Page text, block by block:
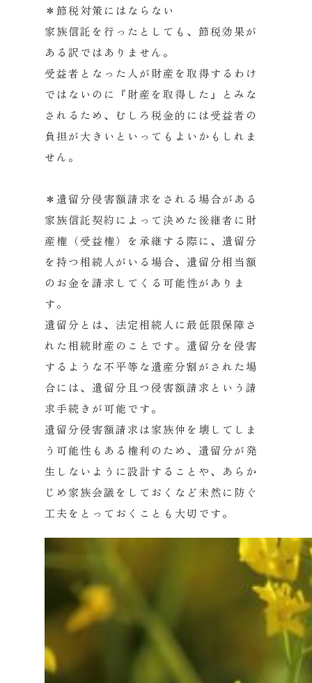
＊節税対策にはならない
家族信託を行ったとしても、節税効果が
ある訳ではありません。
受益者となった人が財産を取得するわけ
ではないのに『財産を取得した』とみな
されるため、むしろ税金的には受益者の
負担が大きいといってもよいかもしれま
せん。
＊遺留分侵害額請求をされる場合がある
家族信託契約によって決めた後継者に財
産権（受益権）を承継する際に、遺留分
を持つ相続人がいる場合、遺留分相当額
のお金を請求してくる可能性がありま
す。
遺留分とは、法定相続人に最低限保障さ
れた相続財産のことです。遺留分を侵害
するような不平等な遺産分割がされた場
合には、遺留分且つ侵害額請求という請
求手続きが可能です。
遺留分侵害額請求は家族仲を壊してしま
う可能性もある権利のため、遺留分が発
生しないように設計することや、あらか
じめ家族会議をしておくなど未然に防ぐ
工夫をとっておくことも大切です。